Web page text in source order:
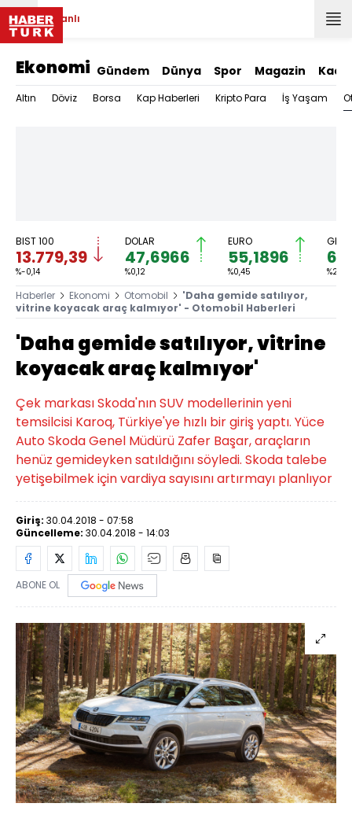
Canlı
Ekonomi Gündem Dünya Spor Magazin
Altın Döviz Borsa Kap Haberleri Kripto Para İş Yaşam
BIST 100
13.779,39
%-0,14
DOLAR
47,6966
%0,12
EURO
55,1896
%0,45 %2,59
Haberler Ekonomi Otomobil
'Daha gemide satılıyor,
vitrine koyacak araç kalmıyor' - Otomobil Haberleri
'Daha gemide satılıyor, vitrine
koyacak araç kalmıyor'
Çek markası Skoda'nın SUV modellerinin yeni
temsilcisi Karoq, Türkiye'ye hızlı bir giriş yaptı. Yüce
Auto Skoda Genel Müdürü Zafer Başar, araçların
henüz gemideyken satıldığını söyledi. Skoda talebe
yetişebilmek için vardiya sayısını artırmayı planlıyor
Giriş: 30.04.2018 - 07:58
Güncelleme: 30.04.2018 - 14:03
ABONE OL